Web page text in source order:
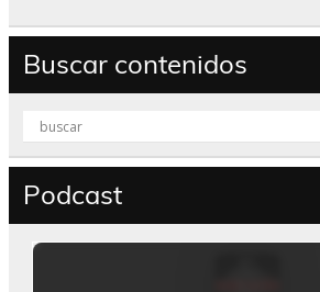
Buscar contenidos
Podcast